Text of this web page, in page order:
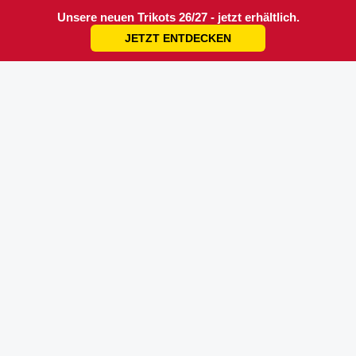
Unsere neuen Trikots 26/27 - jetzt erhältlich.
JETZT ENTDECKEN